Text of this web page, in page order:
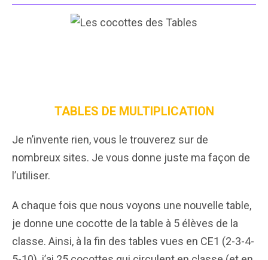
TABLES DE MULTIPLICATION
Je n’invente rien, vous le trouverez sur de
nombreux sites. Je vous donne juste ma façon de
l’utiliser.
A chaque fois que nous voyons une nouvelle table,
je donne une cocotte de la table à 5 élèves de la
classe. Ainsi, à la fin des tables vues en CE1 (2-3-4-